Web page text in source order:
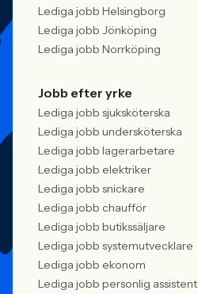
Lediga jobb Helsingborg
Lediga jobb Jönköping
Lediga jobb Norrköping
Jobb efter yrke
Lediga jobb sjuksköterska
Lediga jobb undersköterska
Lediga jobb lagerarbetare
Lediga jobb elektriker
Lediga jobb snickare
Lediga jobb chaufför
Lediga jobb butikssäljare
Lediga jobb systemutvecklare
Lediga jobb ekonom
Lediga jobb personlig assistent